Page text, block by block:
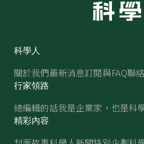
科學人
關於我們最新消息訂閱與FAQ聯
行家領路
總編輯的話我是企業家，也是科
精彩內容